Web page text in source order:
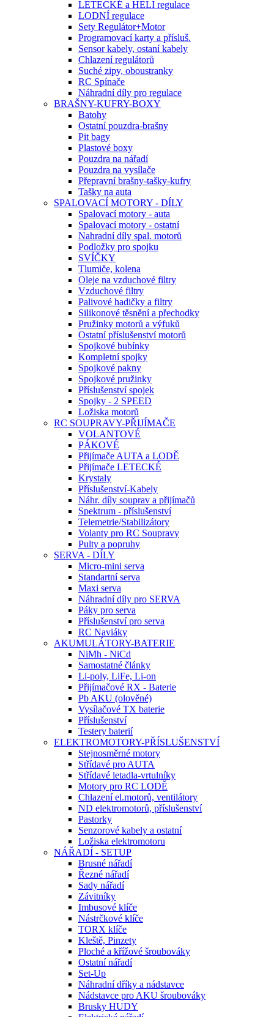
LETECKÉ a HELI regulace
LODNÍ regulace
Sety Regulátor+Motor
Programovací karty a přísluš.
Sensor kabely, ostaní kabely
Chlazení regulátorů
Suché zipy, oboustranky
RC Spínače
Náhradní díly pro regulace
BRAŠNY-KUFRY-BOXY
Batohy
Ostatní pouzdra-brašny
Pit bagy
Plastové boxy
Pouzdra na nářadí
Pouzdra na vysílače
Přepravní brašny-tašky-kufry
Tašky na auta
SPALOVACÍ MOTORY - DÍLY
Spalovací motory - auta
Spalovací motory - ostatní
Nahradní díly spal. motorů
Podložky pro spojku
SVÍČKY
Tlumiče, kolena
Oleje na vzduchové filtry
Vzduchové filtry
Palivové hadičky a filtry
Silikonové těsnění a přechodky
Pružinky motorů a výfuků
Ostatní příslušenství motorů
Spojkové bubínky
Kompletní spojky
Spojkové pakny
Spojkové pružinky
Příslušenství spojek
Spojky - 2 SPEED
Ložiska motorů
RC SOUPRAVY-PŘIJÍMAČE
VOLANTOVÉ
PÁKOVÉ
Přijímače AUTA a LODĚ
Přijímače LETECKÉ
Krystaly
Příslušenství-Kabely
Náhr. díly souprav a přijímačů
Spektrum - příslušenství
Telemetrie/Stabilizátory
Volanty pro RC Soupravy
Pulty a popruhy
SERVA - DÍLY
Micro-mini serva
Standartní serva
Maxi serva
Náhradní díly pro SERVA
Páky pro serva
Příslušenství pro serva
RC Naviáky
AKUMULÁTORY-BATERIE
NiMh - NiCd
Samostatné články
Li-poly, LiFe, Li-on
Přijímačové RX - Baterie
Pb AKU (olověné)
Vysílačové TX baterie
Příslušenství
Testery baterií
ELEKTROMOTORY-PŘÍSLUŠENSTVÍ
Stejnosměrné motory
Střídavé pro AUTA
Střídavé letadla-vrtulníky
Motory pro RC LODĚ
Chlazení el.motorů, ventilátory
ND elektromotorů, příslušenství
Pastorky
Senzorové kabely a ostatní
Ložiska elektromotoru
NÁŘADÍ - SETUP
Brusné nářadí
Řezné nářadí
Sady nářadí
Závitníky
Imbusové klíče
Nástrčkové klíče
TORX klíče
Kleště, Pinzety
Ploché a křížové šroubováky
Ostatní nářadí
Set-Up
Náhradní dříky a nádstavce
Nádstavce pro AKU šroubováky
Brusky HUDY